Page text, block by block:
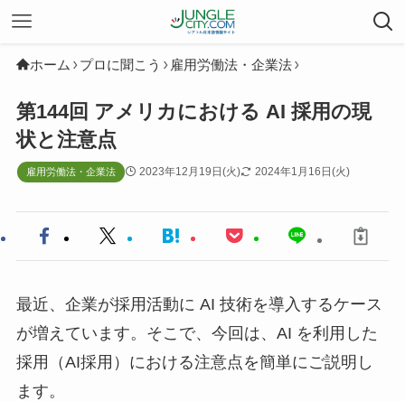
ホーム プロに聞こう 雇用労働法・企業法
第144回 アメリカにおける AI 採用の現
状と注意点
雇用労働法・企業法 2023年12月19日(火) 2024年1月16日(火)
最近、企業が採用活動に AI 技術を導入するケース
が増えています。そこで、今回は、AI を利用した
採用（AI採用）における注意点を簡単にご説明し
ます。